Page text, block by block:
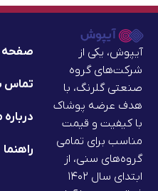
آیپوش، یکی از
شرکت‌های گروه
صنعتی گلرنگ، با
هدف عرضه پوشاک
با کیفیت و قیمت
مناسب برای تمامی
گروه‌های سنی، از
ابتدای سال ۱۴۰۲
صفحه
تماس
درباره
راهنما